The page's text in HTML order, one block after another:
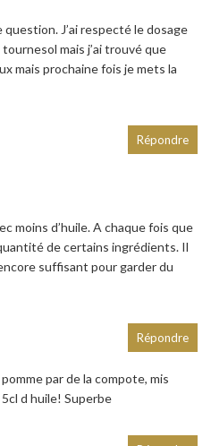
J’ai respecté le dosage
mais j’ai trouvé que
mais prochaine fois je mets la
moins d’huile. A chaque fois que
de certains ingrédients. Il
suffisant pour garder du
Répondre
par de la compote, mis
d huile! Superbe
Répondre